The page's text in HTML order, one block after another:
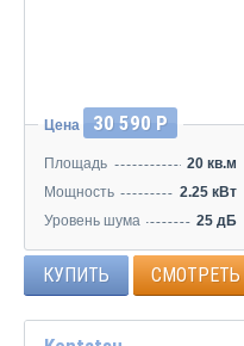
Цена 30 590 Р
Площадь
20 кв.м
Мощность
2.25 кВт
Уровень шума
25 дБ
КУПИТЬ СМОТРЕТЬ